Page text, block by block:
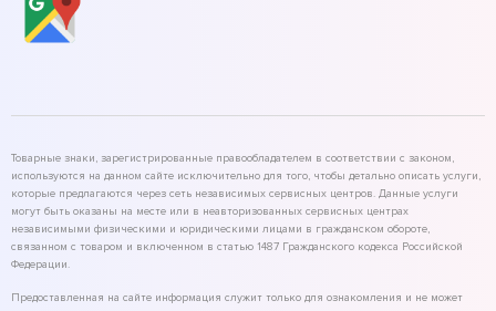
Товарные знаки, зарегистрированные правообладателем в соответствии с законом,
используются на данном сайте исключительно для того, чтобы детально описать услуги,
которые предлагаются через сеть независимых сервисных центров. Данные услуги
могут быть оказаны на месте или в неавторизованных сервисных центрах
независимыми физическими и юридическими лицами в гражданском обороте,
связанном с товаром и включенном в статью 1487 Гражданского кодекса Российской
Федерации.
Предоставленная на сайте информация служит только для ознакомления и не может